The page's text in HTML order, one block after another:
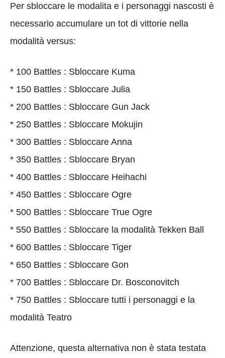
Per sbloccare le modalita e i personaggi nascosti è
necessario accumulare un tot di vittorie nella
modalità versus:
* 100 Battles : Sbloccare Kuma
* 150 Battles : Sbloccare Julia
* 200 Battles : Sbloccare Gun Jack
* 250 Battles : Sbloccare Mokujin
* 300 Battles : Sbloccare Anna
* 350 Battles : Sbloccare Bryan
* 400 Battles : Sbloccare Heihachi
* 450 Battles : Sbloccare Ogre
* 500 Battles : Sbloccare True Ogre
* 550 Battles : Sbloccare la modalità Tekken Ball
* 600 Battles : Sbloccare Tiger
* 650 Battles : Sbloccare Gon
* 700 Battles : Sbloccare Dr. Bosconovitch
* 750 Battles : Sbloccare tutti i personaggi e la
modalità Teatro
Attenzione, questa alternativa non è stata testata